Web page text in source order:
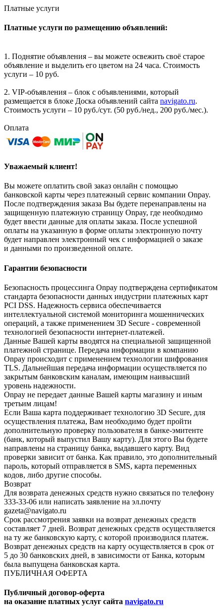
Платные услуги
Платные услуги по размещению объявлений:
1. Поднятие объявления – вы можете освежить своё старое
объявление и выделить его цветом на 24 часа. Стоимость
услуги – 10 руб.
2. VIP-объявления – блок с объявлениями, который
размещается в блоке Доска объявлений сайта navigato.ru.
Стоимость услуги – 10 руб./сут. (50 руб./нед., 200 руб./мес.).
Оплата
Уважаемый клиент!
Вы можете оплатить свой заказ онлайн с помощью
банковской карты через платежный сервис компании Onpay.
После подтверждения заказа Вы будете перенаправлены на
защищенную платежную страницу Onpay, где необходимо
будет ввести данные для оплаты заказа. После успешной
оплаты на указанную в форме оплаты электронную почту
будет направлен электронный чек с информацией о заказе
и данными по произведенной оплате.
Гарантии безопасности
Безопасность процессинга Onpay подтверждена сертификатом
стандарта безопасности данных индустрии платежных карт
PCI DSS. Надежность сервиса обеспечивается
интеллектуальной системой мониторинга мошеннических
операций, а также применением 3D Secure - современной
технологией безопасности интернет-платежей.
Данные Вашей карты вводятся на специальной защищенной
платежной странице. Передача информации в компанию
Onpay происходит с применением технологии шифрования
TLS. Дальнейшая передача информации осуществляется по
закрытым банковским каналам, имеющим наивысший
уровень надежности.
Onpay не передает данные Вашей карты магазину и иным
третьим лицам!
Если Ваша карта поддерживает технологию 3D Secure, для
осуществления платежа, Вам необходимо будет пройти
дополнительную проверку пользователя в банке-эмитенте
(банк, который выпустил Вашу карту). Для этого Вы будете
направлены на страницу банка, выдавшего карту. Вид
проверки зависит от банка. Как правило, это дополнительный
пароль, который отправляется в SMS, карта переменных
кодов, либо другие способы.
Возврат
Для возврата денежных средств нужно связаться по телефону
333-33-06 или написать заявление на эл.почту
gazeta@navigato.ru
Срок рассмотрения заявки на возврат денежных средств
составляет 7 дней. Возврат денежных средств осуществляется
на ту же банковскую карту, с которой производился платеж.
Возврат денежных средств на карту осуществляется в срок от
5 до 30 банковских дней, в зависимости от Банка, которым
была выпущена банковская карта.
ПУБЛИЧНАЯ ОФЕРТА
Публичный договор-оферта
на оказание платных услуг сайта navigato.ru